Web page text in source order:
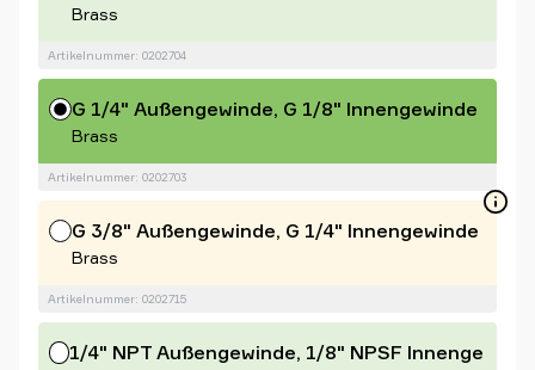
Brass
Artikelnummer: 0202704
G 1/4" Außengewinde, G 1/8" Innengewinde
Brass
Artikelnummer: 0202703
G 3/8" Außengewinde, G 1/4" Innengewinde
Brass
Artikelnummer: 0202715
1/4" NPT Außengewinde, 1/8" NPSF Innenge